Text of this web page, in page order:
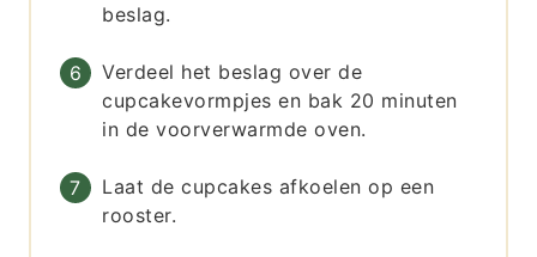
beslag.
Verdeel het beslag over de
cupcakevormpjes en bak 20 minuten
in de voorverwarmde oven.
Laat de cupcakes afkoelen op een
rooster.